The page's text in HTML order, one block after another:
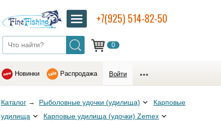
0
+7(925) 514-82-50
Новинки Распродажа Войти
Каталог → Рыболовные удочки (удилища)
Карповые
удилища
Карповые удилища (удочки) Zemex